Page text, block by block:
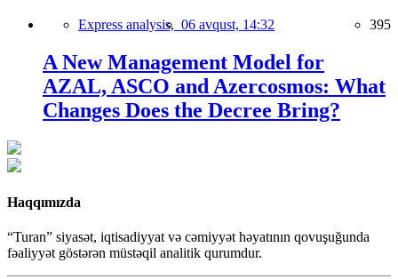
Express analysis, 06 avqust, 14:32 395
A New Management Model for
AZAL, ASCO and Azercosmos: What
Changes Does the Decree Bring?
Haqqımızda
“Turan” siyasət, iqtisadiyyat və cəmiyyət həyatının qovuşuğunda
fəaliyyət göstərən müstəqil analitik qurumdur.